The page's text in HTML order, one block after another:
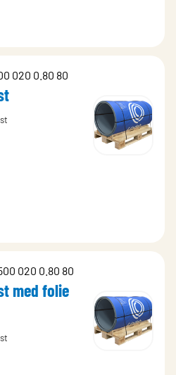
020 0.80 80
020 0.80 80
med folie